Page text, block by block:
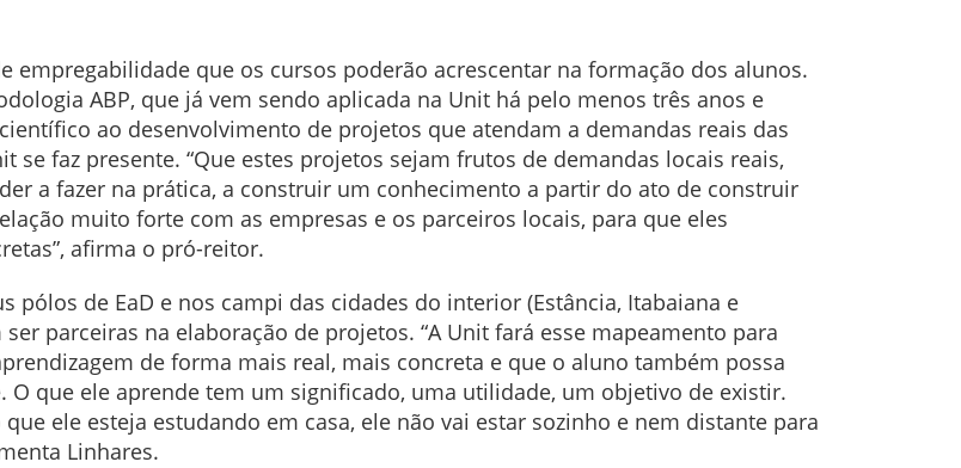
que os cursos poderão acrescentar na formação dos alunos.
ABP, que já vem sendo aplicada na Unit há pelo menos três anos e
ao desenvolvimento de projetos que atendam a demandas reais das
se faz presente. “Que estes projetos sejam frutos de demandas locais reais,
a fazer na prática, a construir um conhecimento a partir do ato de construir
muito forte com as empresas e os parceiros locais, para que eles
afirma o pró-reitor.
pólos de EaD e nos campi das cidades do interior (Estância, Itabaiana e
parceiras na elaboração de projetos. “A Unit fará esse mapeamento para
de forma mais real, mais concreta e que o aluno também possa
que ele aprende tem um significado, uma utilidade, um objetivo de existir.
ele esteja estudando em casa, ele não vai estar sozinho e nem distante para
Linhares.